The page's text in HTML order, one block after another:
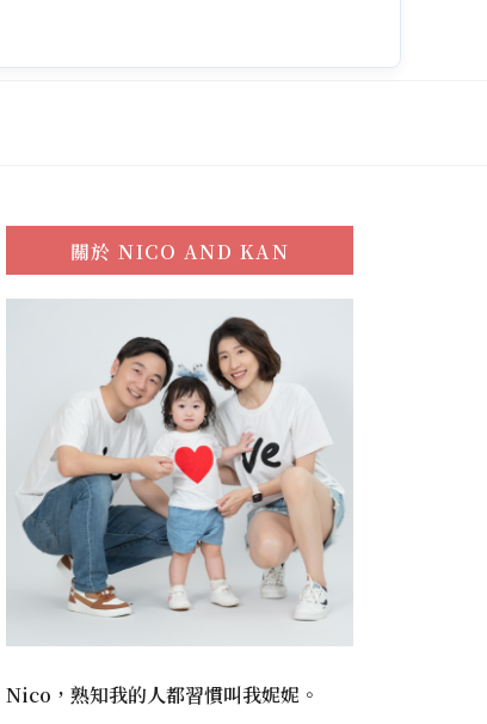
關於NICO AND KAN
Nico，熟知我的人都習慣叫我妮妮。